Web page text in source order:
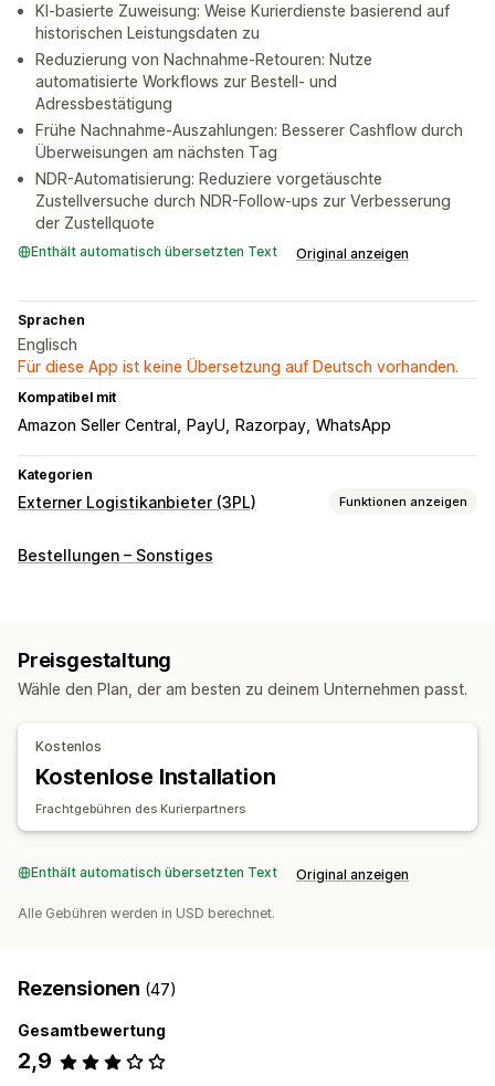
KI-basierte Zuweisung: Weise Kurierdienste basierend auf
historischen Leistungsdaten zu
Reduzierung von Nachnahme-Retouren: Nutze
automatisierte Workflows zur Bestell- und
Adressbestätigung
Frühe Nachnahme-Auszahlungen: Besserer Cashflow durch
Überweisungen am nächsten Tag
NDR-Automatisierung: Reduziere vorgetäuschte
Zustellversuche durch NDR-Follow-ups zur Verbesserung
der Zustellquote
Enthält automatisch übersetzten Text Original anzeigen
Sprachen
Englisch
Für diese App ist keine Übersetzung auf Deutsch vorhanden.
Kompatibel mit
Amazon Seller Central PayU Razorpay WhatsApp
Kategorien
Externer Logistikanbieter (3PL) Funktionen anzeigen
Bestellverwaltung
Tracking-Links Kundenbenachrichtigungen
Tracking-Verlauf Rückgaben
Inventarmanagement
Automatische Synchronisierung
Bestellungen – Sonstiges
Preisgestaltung
Wähle den Plan, der am besten zu deinem Unternehmen passt.
Kostenlos
Kostenlose Installation
Frachtgebühren des Kurierpartners
Enthält automatisch übersetzten Text Original anzeigen
Alle Gebühren werden in USD berechnet.
Rezensionen (47)
Gesamtbewertung
2,9